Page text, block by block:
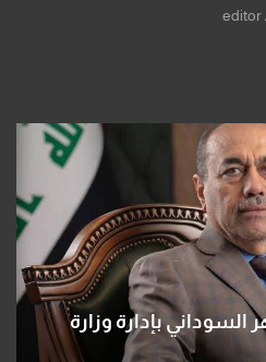
editor
بإدارة وزارة